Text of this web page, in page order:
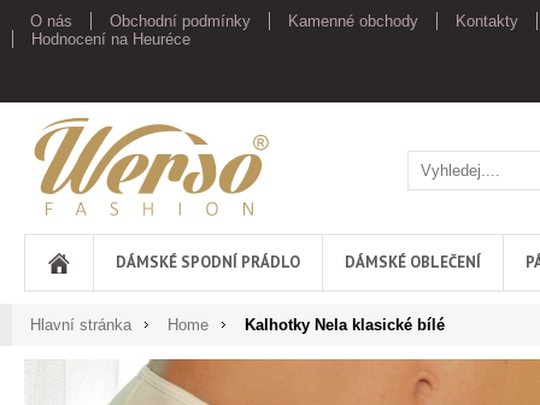
O nás Obchodní podmínky Kamenné obchody
Kontakty
Hodnocení na Heuréce
Werso
DÁMSKÉ SPODNÍ PRÁDLO DÁMSKÉ OBLEČENÍ
Hlavní stránka Home Kalhotky Nela klasické bílé